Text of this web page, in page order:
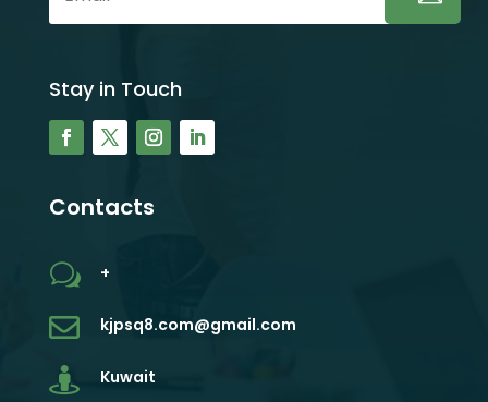
Stay in Touch
Contacts
w +
 kjpsq8.com@gmail.com
 Kuwait